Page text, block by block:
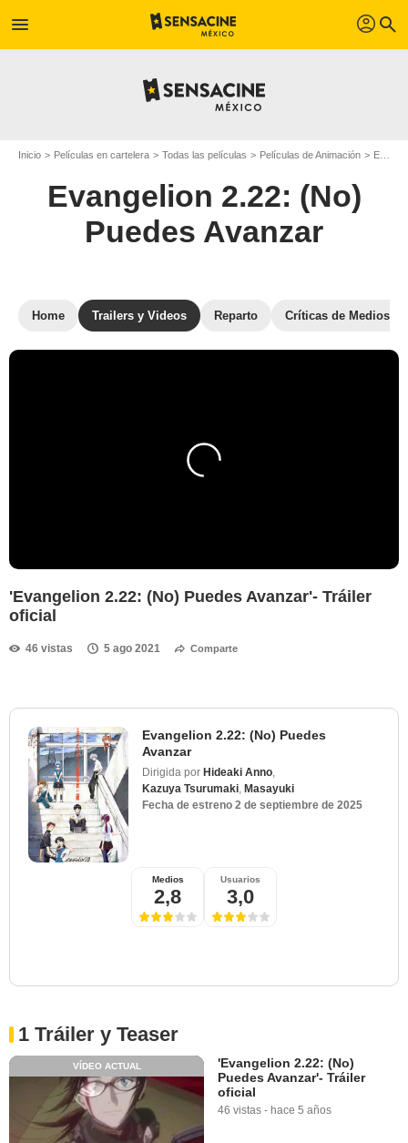
menu profil search
Inicio Películas en cartelera Todas las películas Películas de Animación Evangelion 2.22: (No) Puedes Avanzar
Evangelion 2.22: (No)
Puedes Avanzar
Home Trailers y Videos Reparto Críticas de Medios
'Evangelion 2.22: (No) Puedes Avanzar'- Tráiler
oficial
46 vistas 5 ago 2021 Comparte
Evangelion 2.22: (No) Puedes
Avanzar
Dirigida por Hideaki Anno
Kazuya Tsurumaki Masayuki
Fecha de estreno 2 de septiembre de 2025
Medios
2,8
Usuarios
3,0
1 Tráiler y Teaser
VÍDEO ACTUAL
'Evangelion 2.22: (No)
Puedes Avanzar'- Tráiler
oficial
46 vistas - hace 5 años